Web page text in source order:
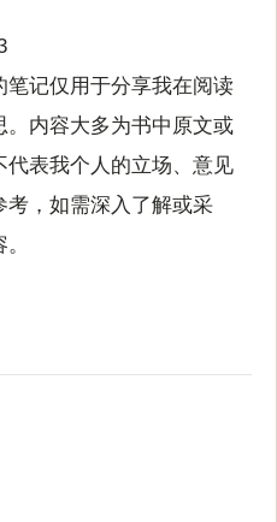
笔记仅用于分享我在阅读
内容大多为书中原文或
表我个人的立场、意见
，如需深入了解或采